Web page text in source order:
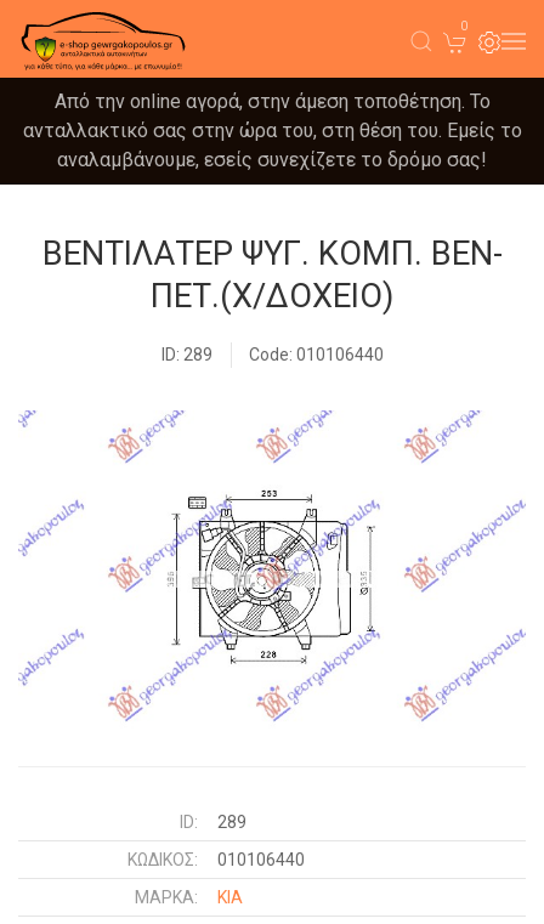
0
Από την online αγορά, στην άμεση τοποθέτηση. Το
ανταλλακτικό σας στην ώρα του, στη θέση του. Εμείς το
αναλαμβάνουμε, εσείς συνεχίζετε το δρόμο σας!
ΒΕΝΤΙΛΑΤΕΡ ΨΥΓ. ΚΟΜΠ. ΒΕΝ-
ΠΕΤ.(Χ/ΔΟΧΕΙΟ)
ID: 289 Code: 010106440
ID:
289
ΚΩΔΙΚΌΣ:
010106440
ΜΑΡΚΑ:
KIA